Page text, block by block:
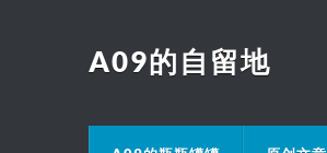
A09的自留地